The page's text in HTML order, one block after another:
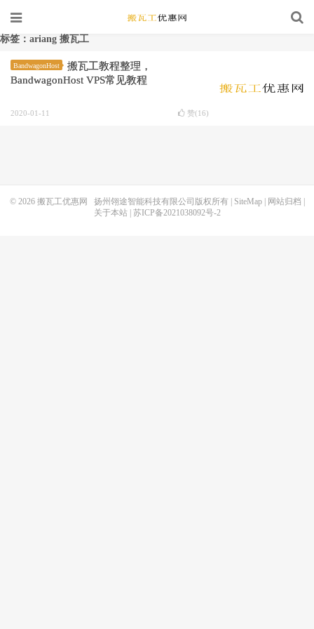
标签：ariang 搬瓦工
BandwagonHost
搬瓦工教程整理，
BandwagonHost VPS常见教程
2020-01-11 赞(16)
© 2026 搬瓦工优惠网 扬州翎途智能科技有限公司版权所有 | SiteMap| 网站归档
关于本站| 苏ICP备2021038092号-2